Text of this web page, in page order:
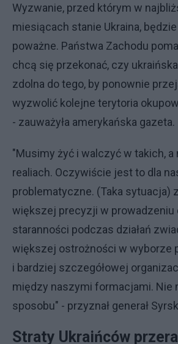
Wyzwanie, przed którym w
miesiącach stanie Ukraina,
poważne. Państwa Zachodu
chcą się przekonać, czy
zdolna do tego, by ponownie
wyzwolić kolejne terytoria
- zauważyła amerykańska gazeta.
"Musimy żyć i walczyć w takich, a
realiach. Oczywiście jest to dla
problematyczne. (Taka sytuacja)
większej precyzji w prowadzeniu
staranności podczas działań
większej ostrożności w wyborze
i bardziej szczegółowej
między naszymi formacjami. Nie
sposobu" - przyznał generał
Straty Ukraińców